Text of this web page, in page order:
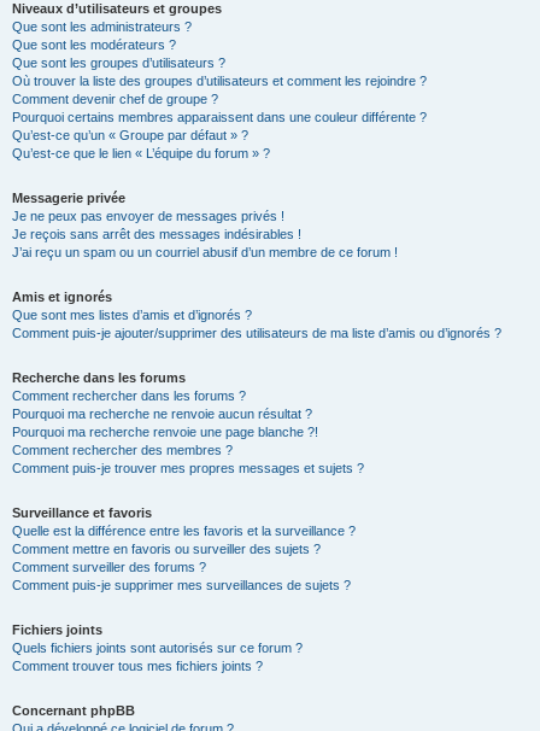
Niveaux d’utilisateurs et groupes
Que sont les administrateurs ?
Que sont les modérateurs ?
Que sont les groupes d’utilisateurs ?
Où trouver la liste des groupes d’utilisateurs et comment les rejoindre ?
Comment devenir chef de groupe ?
Pourquoi certains membres apparaissent dans une couleur différente ?
Qu’est-ce qu’un « Groupe par défaut » ?
Qu’est-ce que le lien « L’équipe du forum » ?
Messagerie privée
Je ne peux pas envoyer de messages privés !
Je reçois sans arrêt des messages indésirables !
J’ai reçu un spam ou un courriel abusif d’un membre de ce forum !
Amis et ignorés
Que sont mes listes d’amis et d’ignorés ?
Comment puis-je ajouter/supprimer des utilisateurs de ma liste d’amis ou d’ignorés ?
Recherche dans les forums
Comment rechercher dans les forums ?
Pourquoi ma recherche ne renvoie aucun résultat ?
Pourquoi ma recherche renvoie une page blanche ?!
Comment rechercher des membres ?
Comment puis-je trouver mes propres messages et sujets ?
Surveillance et favoris
Quelle est la différence entre les favoris et la surveillance ?
Comment mettre en favoris ou surveiller des sujets ?
Comment surveiller des forums ?
Comment puis-je supprimer mes surveillances de sujets ?
Fichiers joints
Quels fichiers joints sont autorisés sur ce forum ?
Comment trouver tous mes fichiers joints ?
Concernant phpBB